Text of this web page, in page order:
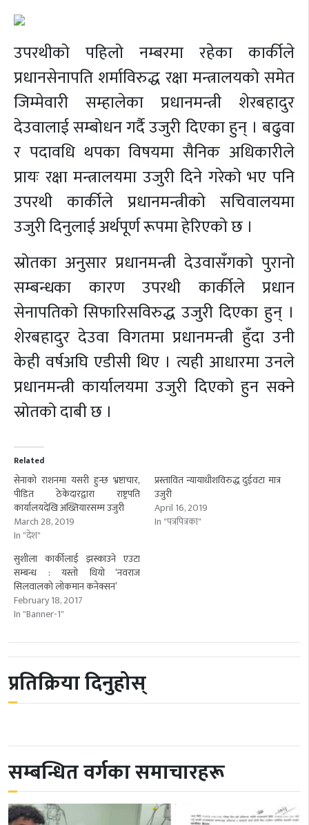
उपरथीको पहिलो नम्बरमा रहेका कार्कीले
प्रधानसेनापति शर्माविरुद्ध रक्षा मन्त्रालयको समेत
जिम्मेवारी सम्हालेका प्रधानमन्त्री शेरबहादुर
देउवालाई सम्बोधन गर्दै उजुरी दिएका हुन् । बढुवा
र पदावधि थपका विषयमा सैनिक अधिकारीले
प्रायः रक्षा मन्त्रालयमा उजुरी दिने गरेको भए पनि
उपरथी कार्कीले प्रधानमन्त्रीको सचिवालयमा
उजुरी दिनुलाई अर्थपूर्ण रूपमा हेरिएको छ ।
स्रोतका अनुसार प्रधानमन्त्री देउवासँगको पुरानो
सम्बन्धका कारण उपरथी कार्कीले प्रधान
सेनापतिको सिफारिसविरुद्ध उजुरी दिएका हुन् ।
शेरबहादुर देउवा विगतमा प्रधानमन्त्री हुँदा उनी
केही वर्षअघि एडीसी थिए । त्यही आधारमा उनले
प्रधानमन्त्री कार्यालयमा उजुरी दिएको हुन सक्ने
स्रोतको दाबी छ ।
Related
सेनाको राशनमा यसरी हुन्छ भ्रष्टाचार,
पीडित ठेकेदारद्वारा राष्ट्रपति
कार्यालयदेखि अख्तियारसम्म उजुरी
March 28, 2019
In "देश"
प्रस्तावित न्यायाधीशविरुद्ध दुईवटा मात्र
उजुरी
April 16, 2019
In "पत्रपित्रका"
सुशीला कार्कीलाई झस्काउने एउटा
सम्बन्ध : यस्तो थियो ‘नवराज
सिलवालको लोकमान कनेक्सन’
February 18, 2017
In "Banner-1"
प्रतिक्रिया दिनुहोस्
सम्बन्धित वर्गका समाचारहरू